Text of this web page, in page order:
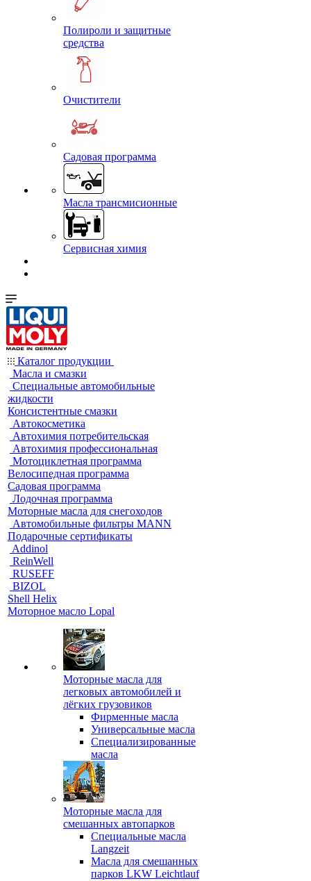
Полироли и защитные
средства
Очистители
Садовая программа
Масла трансмисионные
Сервисная химия
Каталог продукции
Масла и смазки
Специальные автомобильные
жидкости
Консистентные смазки
Автокосметика
Автохимия потребительская
Автохимия профессиональная
Мотоциклетная программа
Велосипедная программа
Садовая программа
Лодочная программа
Моторные масла для снегоходов
Автомобильные фильтры MANN
Подарочные сертификаты
Addinol
ReinWell
RUSEFF
BIZOL
Shell Helix
Моторное масло Lopal
Моторные масла для
легковых автомобилей и
лёгких грузовиков
Фирменные масла
Универсальные масла
Специализированные
масла
Моторные масла для
смешанных автопарков
Специальные масла
Langzeit
Масла для смешанных
парков LKW Leichtlauf